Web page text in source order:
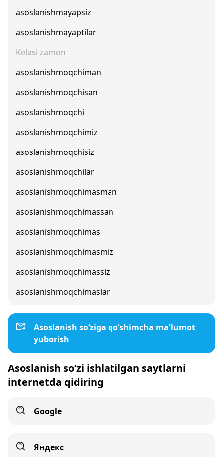
asoslanishmayapsiz
asoslanishmayaptilar
Kelasi zamon
asoslanishmoqchiman
asoslanishmoqchisan
asoslanishmoqchi
asoslanishmoqchimiz
asoslanishmoqchisiz
asoslanishmoqchilar
asoslanishmoqchimasman
asoslanishmoqchimassan
asoslanishmoqchimas
asoslanishmoqchimasmiz
asoslanishmoqchimassiz
asoslanishmoqchimaslar
Asoslanish so‘ziga qo‘shimcha ma'lumot
yuborish
Asoslanish so‘zi ishlatilgan saytlarni
internetda qidiring
Google
Яндекс